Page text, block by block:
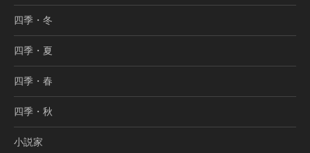
四季・冬
四季・夏
四季・春
四季・秋
小説家